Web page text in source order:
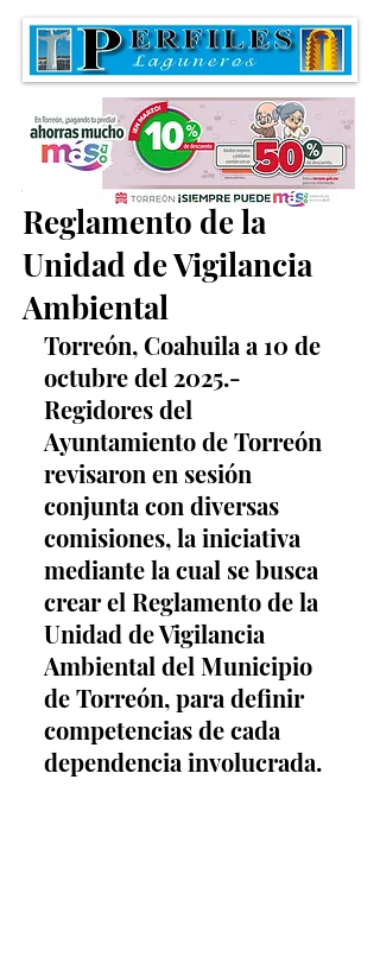
Avanza creación del
Reglamento de la
Unidad de Vigilancia
Ambiental
Torreón, Coahuila a 10 de
octubre del 2025.-
Regidores del
Ayuntamiento de Torreón
revisaron en sesión
conjunta con diversas
comisiones, la iniciativa
mediante la cual se busca
crear el Reglamento de la
Unidad de Vigilancia
Ambiental del Municipio
de Torreón, para definir
competencias de cada
dependencia involucrada.